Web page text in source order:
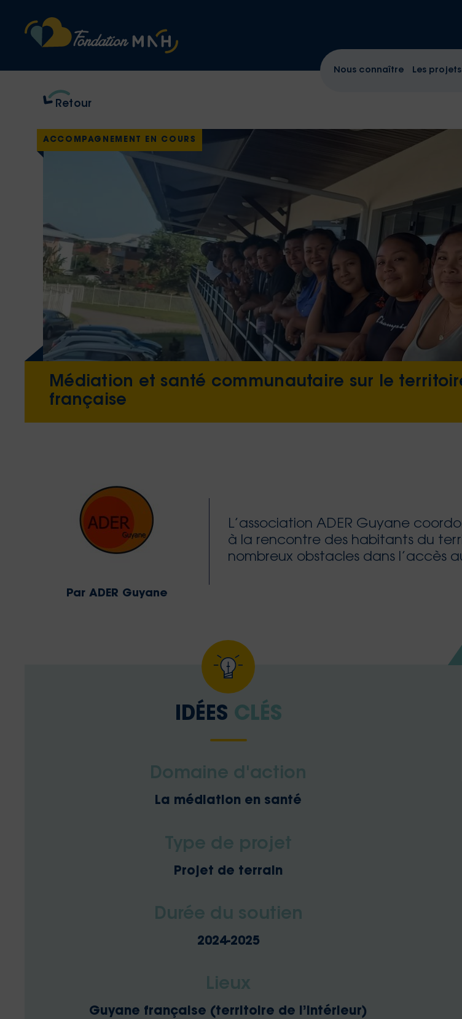
Nous connaître Les
Retour
ACCOMPAGNEMENT EN COURS
Médiation et santé communautaire sur le
française
Par ADER Guyane
L’association ADER Guyane
à la rencontre des habitants du
nombreux obstacles dans l’accès
IDÉES CLÉS
Domaine d'action
La médiation en santé
Type de projet
Projet de terrain
Durée du soutien
2024-2025
Lieux
Guyane française (territoire de l’intérieur)